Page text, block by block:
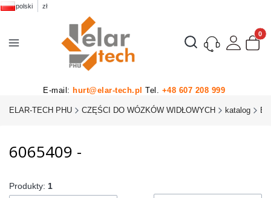
polski zł
Otwórz wyszukiwarkę
E-mail: hurt@elar-tech.pl Tel. +48 607 208 999
ELAR-TECH PHU CZĘŚCI DO WÓZKÓW WIDŁOWYCH katalog BT
6065409 -
Produkty: 1